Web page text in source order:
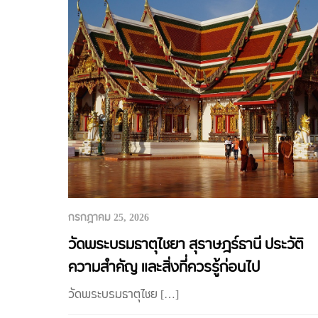
กรกฎาคม 25, 2026
วัดพระบรมธาตุไชยา สุราษฎร์ธานี ประวัติ
ความสำคัญ และสิ่งที่ควรรู้ก่อนไป
วัดพระบรมธาตุไชย […]